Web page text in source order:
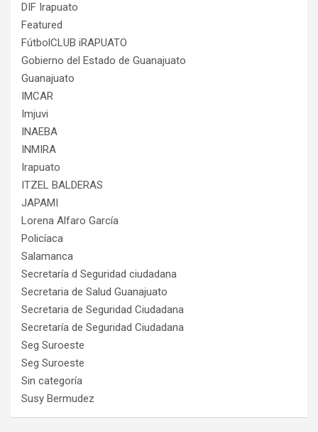
DIF Irapuato
Featured
FútbolCLUB iRAPUATO
Gobierno del Estado de Guanajuato
Guanajuato
IMCAR
Imjuvi
INAEBA
INMIRA
Irapuato
ITZEL BALDERAS
JAPAMI
Lorena Alfaro García
Policíaca
Salamanca
Secretaría d Seguridad ciudadana
Secretaria de Salud Guanajuato
Secretaria de Seguridad Ciudadana
Secretaría de Seguridad Ciudadana
Seg Suroeste
Seg Suroeste
Sin categoría
Susy Bermudez